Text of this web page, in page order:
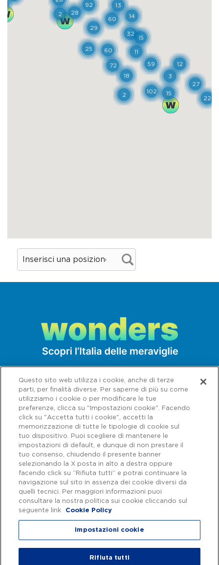
Capitale sociale € 622.027.000,00 interamente versato - Codice fiscale e
n. di iscrizione al Registro delle Imprese di Roma 07516911000 | C.C.I.A.A.
Roma n. 1037417 - P.IVA: 07516911000 - Sede Legale: via A. Bergamini, 50
Autostrade per l'Italia Spa, Tutti i diritti riservati
Questo sito web utilizza i cookie, anche di terze
parti, per finalità diverse. Per saperne di più su come
utilizziamo i cookie o per modificare le tue
preferenze, clicca su "Impostazioni cookie". Facendo
click su "Accetta tutti i cookie", accetti la
memorizzazione di tutte le tipologie di cookie sul
tuo dispositivo. Puoi scegliere di mantenere le
impostazioni di default, e dunque di non prestare il
tuo consenso, chiudendo il presente banner
selezionando la X posta in alto a destra oppure
facendo click su “Rifiuta tutti” e potrai continuare la
navigazione sul sito in assenza dei cookie diversi da
quelli tecnici. Per maggiori informazioni puoi
consultare la nostra politica sui cookie cliccando sul
seguente link
Cookie Policy
Impostazioni cookie
Rifiuta tutti